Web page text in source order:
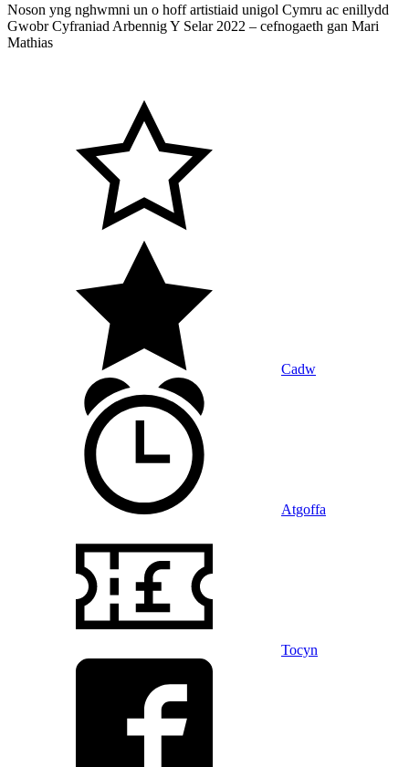
Noson yng nghwmni un o hoff artistiaid unigol Cymru ac enillydd
Gwobr Cyfraniad Arbennig Y Selar 2022 – cefnogaeth gan Mari
Mathias
Cadw
Atgoffa
Tocyn